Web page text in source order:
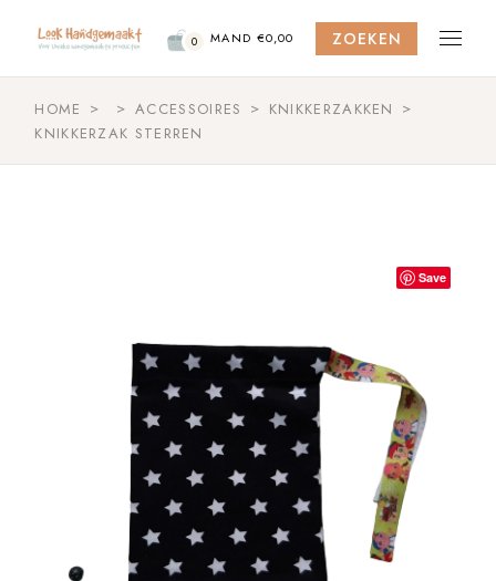
content
0 MAND €0,00 ZOEKEN
HOME ACCESSOIRES
KNIKKERZAKKEN
KNIKKERZAK STERREN
Save